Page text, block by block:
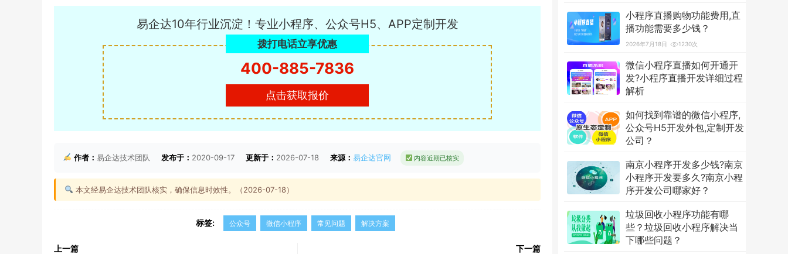
易企达10年行业沉淀！专业小程序、公众号H5、APP定制开发
拨打电话立享优惠
400-885-7836
点击获取报价
作者： 易企达技术团队 发布于： 2020-09-17 更新于： 2026-07-18 来源： 易企达官网 内容近期已核实
本文经易企达技术团队核实，确保信息时效性。（2026-07-18）
标签: 公众号 微信小程序 常见问题 解决方案
上一篇
下一篇
小程序直播购物功能费用,直
播功能需要多少钱？
2026年7月18日 1230次
微信小程序直播如何开通开
发?小程序直播开发详细过程
解析
如何找到靠谱的微信小程序,
公众号H5开发外包,定制开发
公司？
南京小程序开发多少钱?南京
小程序开发要多久?南京小程
序开发公司哪家好？
垃圾回收小程序功能有哪
些？垃圾回收小程序解决当
下哪些问题？